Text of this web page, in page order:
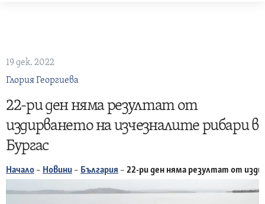
19 дек. 2022
Глория Георгиева
22-ри ден няма резултат от
издирването на изчезналите рибари в
Бургас
Начало – Новини – България – 22-ри ден няма резултат от